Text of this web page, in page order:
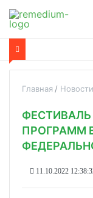
Главная Новости
ПРОГРАММ
11.10.2022